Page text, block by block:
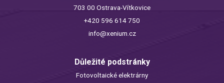
703 00 Ostrava-Vítkovice
+420 596 614 750
info@xenium.cz
Důležité podstránky
Fotovoltaické elektrárny